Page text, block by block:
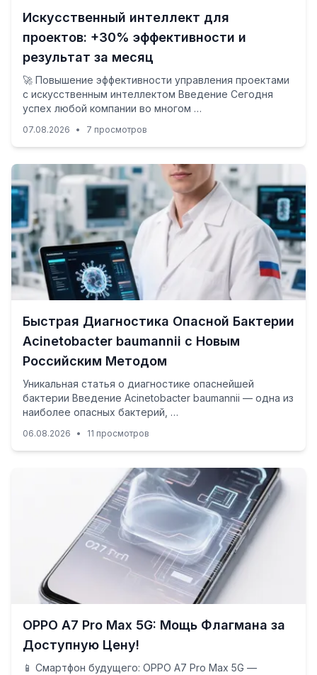
Искусственный интеллект для
проектов: +30% эффективности и
результат за месяц
🚀 Повышение эффективности управления проектами
с искусственным интеллектом Введение Сегодня
успех любой компании во многом …
07.08.2026 • 7 просмотров
Быстрая Диагностика Опасной Бактерии
Acinetobacter baumannii с Новым
Российским Методом
Уникальная статья о диагностике опаснейшей
бактерии Введение Acinetobacter baumannii — одна из
наиболее опасных бактерий, …
06.08.2026 • 11 просмотров
OPPO A7 Pro Max 5G: Мощь Флагмана за
Доступную Цену!
📱 Смартфон будущего: OPPO A7 Pro Max 5G —